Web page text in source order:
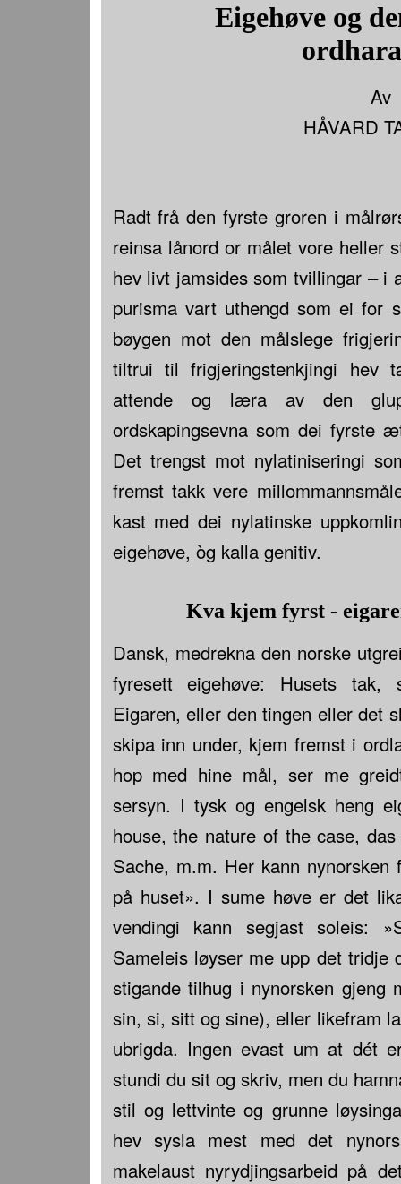
Eigehøve og
Av
HÅVARD
Radt frå den fyrste groren i
reinsa lånord or målet vore heller
hev livt jamsides som tvillingar – i
purisma vart uthengd som ei for
bøygen mot den målslege
tiltrui til frigjeringstenkjingi
attende og læra av den
ordskapingsevna som dei fyrste
Det trengst mot nylatiniseringi
fremst takk vere
kast med dei nylatinske
eigehøve, òg kalla genitiv.
Kva kjem fyrst -
Dansk, medrekna den norske
fyresett eigehøve: Husets tak,
Eigaren, eller den tingen eller det
skipa inn under, kjem fremst i
hop med hine mål, ser me
sersyn. I tysk og engelsk heng
house, the nature of the case,
Sache, m.m. Her kann nynorsken
på huset». I sume høve er det
vendingi kann segjast soleis:
Sameleis løyser me upp det tridje
stigande tilhug i nynorsken gjeng
sin, si, sitt og sine), eller likefram
ubrigda. Ingen evast um at dét
stundi du sit og skriv, men du
stil og lettvinte og grunne
hev sysla mest med det
makelaust nyrydjingsarbeid på